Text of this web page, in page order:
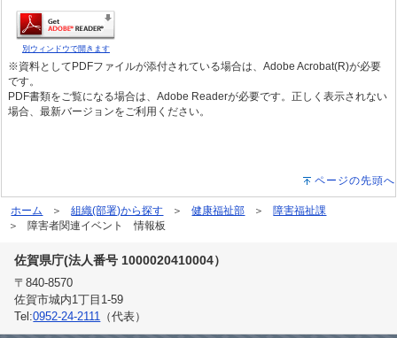
別ウィンドウで開きます
※資料としてPDFファイルが添付されている場合は、Adobe Acrobat(R)が必要
です。
PDF書類をご覧になる場合は、Adobe Readerが必要です。正しく表示されない
場合、最新バージョンをご利用ください。
ページの先頭へ
ホーム 組織(部署)から探す 健康福祉部
障害福祉課
障害者関連イベント 情報板
佐賀県庁(法人番号 1000020410004）
〒840-8570
佐賀市城内1丁目1-59
Tel:0952-24-2111 （代表）